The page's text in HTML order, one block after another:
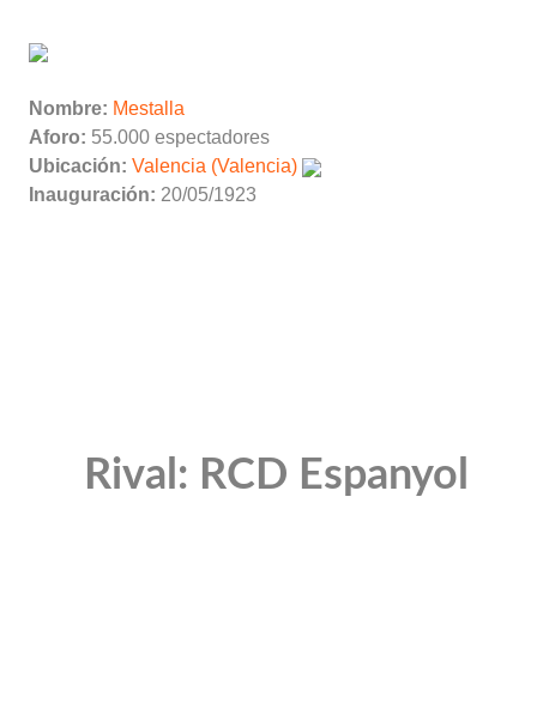
Nombre: Mestalla
Aforo: 55.000 espectadores
Ubicación: Valencia (Valencia)
Inauguración: 20/05/1923
Rival: RCD Espanyol